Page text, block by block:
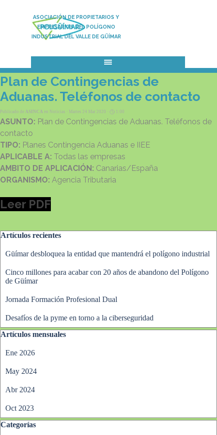
ASOCIACIÓN DE PROPIETARIOS Y
EMPRESARIOS DEL POLÍGONO
INDUSTRIAL DEL VALLE DE GÜÍMAR
Saltar menú
Plan de Contingencias de
Aduanas. Teléfonos de contacto
Publicado de ASINCA en Noticias · Martes 24 Mar 2020 · 1:00
ASUNTO: Plan de Contingencias de Aduanas. Teléfonos de
contacto
TIPO: Planes Contingencia Aduanas e IIEE
APLICABLE A: Todas las empresas
AMBITO DE APLICACIÓN: Canarias/España
ORGANISMO: Agencia Tributaria
Leer PDF
Saltar el bloque Artículos recientes
Artículos recientes
Güímar desbloquea la entidad que mantendrá el polígono industrial
Cinco millones para acabar con 20 años de abandono del Polígono
de Güímar
Jornada Formación Profesional Dual
Desafíos de la pyme en torno a la ciberseguridad
Saltar el bloque Artículos mensuales
Artículos mensuales
Ene 2026
May 2024
Abr 2024
Oct 2023
Saltar el bloque Categorías
Categorías